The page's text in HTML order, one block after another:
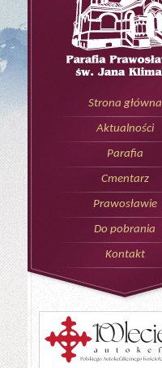
Strona główna
Aktualności
Parafia
Cmentarz
Prawosławie
Do pobrania
Kontakt